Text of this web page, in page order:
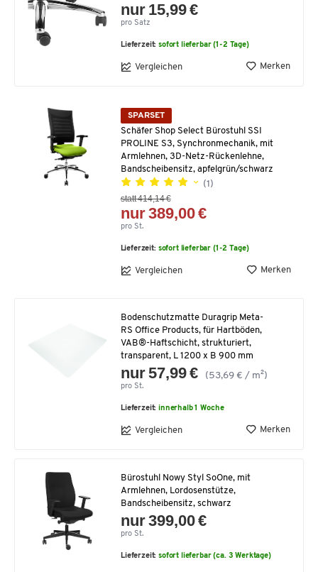
nur 15,99 €
pro Satz
Lieferzeit:sofort lieferbar (1-2 Tage)
Vergleichen Merken
SPARSET
Schäfer Shop Select Bürostuhl SSI
PROLINE S3, Synchronmechanik, mit
Armlehnen, 3D-Netz-Rückenlehne,
Bandscheibensitz, apfelgrün/schwarz
(1)
statt 414,14 €
nur 389,00 €
pro St.
Lieferzeit: sofort lieferbar (1-2 Tage)
Vergleichen Merken
Bodenschutzmatte Duragrip Meta-
RS Office Products, für Hartböden,
VAB®-Haftschicht, strukturiert,
transparent, L 1200 x B 900 mm
nur 57,99 € (53,69 € / m²)
pro St.
Lieferzeit:innerhalb 1 Woche
Vergleichen Merken
Bürostuhl Nowy Styl SoOne, mit
Armlehnen, Lordosenstütze,
Bandscheibensitz, schwarz
nur 399,00 €
pro St.
Lieferzeit:sofort lieferbar (ca. 3 Werktage)